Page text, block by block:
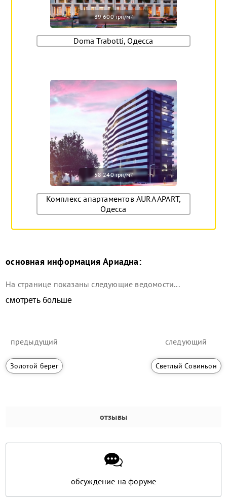
89 600 грн/м2
Doma Trabotti, Одесса
58 240 грн/м2
Комплекс апартаментов AURA APART,
Одесса
основная информация Ариадна:
На странице показаны следующие ведомости...
смотреть больше
предыдущий
Золотой берег
следующий
Светлый Совиньон
отзывы
обсуждение на форуме